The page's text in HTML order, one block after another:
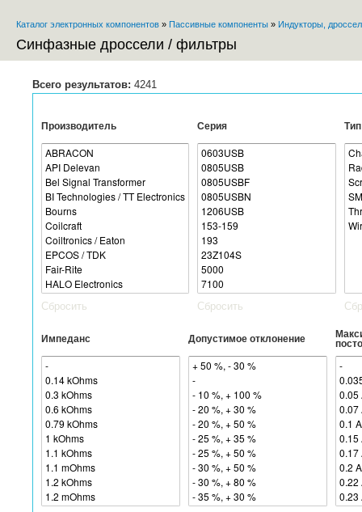
Вы здесь
Каталог электронных компонентов » Пассивные компоненты » Индукторы,
Синфазные дроссели / фильтры
Всего результатов: 4241
Производитель
Сбросить
Серия
Сбросить
Импеданс Допустимое отклонение